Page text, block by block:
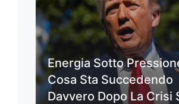
Energia Sotto
Cosa Sta Succedendo
Davvero Dopo La Crisi